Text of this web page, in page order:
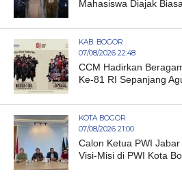
Mahasiswa Diajak
KAB. BOGOR
07/08/2026 22:48
CCM Hadirkan
Ke-81 RI Sepanjang
KOTA BOGOR
07/08/2026 21:00
Calon Ketua PWI
Visi-Misi di PWI Kota